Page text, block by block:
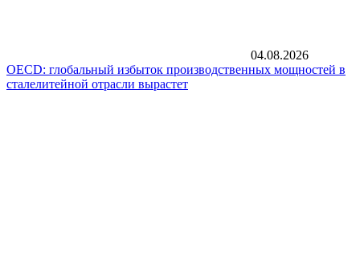
04.08.2026
OECD: глобальный избыток производственных мощностей в
сталелитейной отрасли вырастет